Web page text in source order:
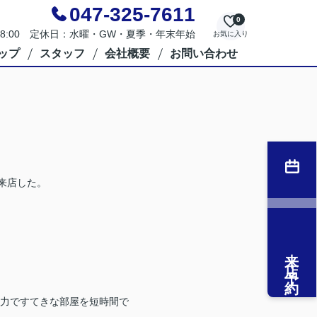
047-325-7611
定休日：水曜・GW・夏季・年末年始 お気に入り
0
プ スタッフ 会社概要 お問い合わせ
した。
ですてきな部屋を短時間で
来店予約